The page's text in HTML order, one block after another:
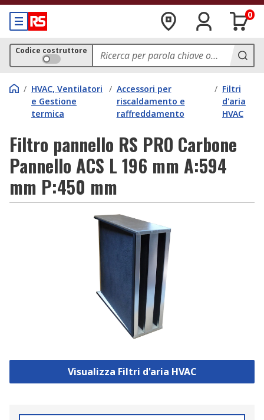
0
Codice costruttore
/ HVAC, Ventilatori
e Gestione
termica
/ Accessori per
riscaldamento e
raffreddamento
/ Filtri
d'aria
HVAC
Filtro pannello RS PRO Carbone
Pannello ACS L 196 mm A:594
mm P:450 mm
Visualizza Filtri d'aria HVAC